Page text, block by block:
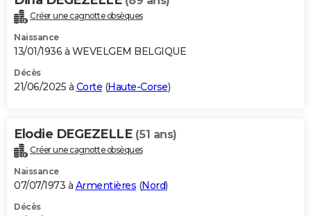
Carte de Noël
Carte Bonne année
Carte Saint-Valentin
Carte Pâques
Carte d'anniversaire
DICTIONNAIRE
Dictionnaire
Biographies
Citations
Expressions
Proverbes
PROGRAMME TV
S'inscrire
Se connecter
Lycées
Collèges
Primaires
Universités
Entreprises
Service militaire
Avis de recherche
AVIS DE DÉCÈS
Bricolage
Lifestyle
Culture
Sport
Auto
Television
Voyage
Cinema
Créer une cagnotte obsèques
Naissance
13/01/1936 à WEVELGEM BELGIQUE
Décès
21/06/2025 à Corte (Haute-Corse)
Elodie DEGEZELLE (51 ans)
Créer une cagnotte obsèques
Naissance
07/07/1973 à Armentières (Nord)
Décès